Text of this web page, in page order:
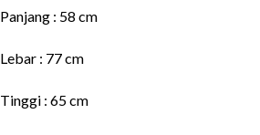
Panjang : 58 cm
Lebar : 77 cm
Tinggi : 65 cm